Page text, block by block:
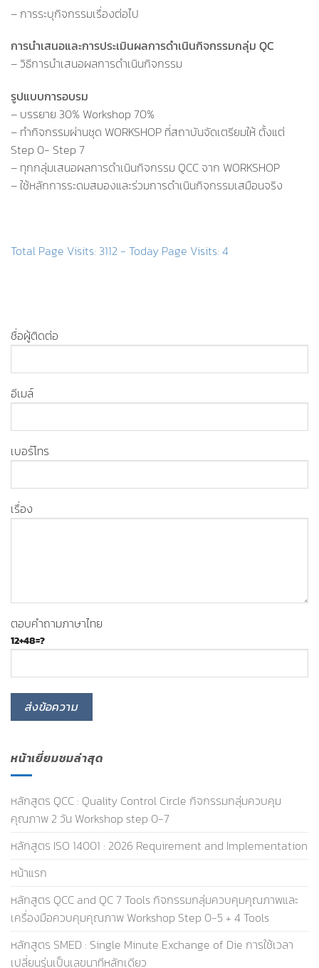
– การระบุกิจกรรมเรื่องต่อไป
การนำเสนอและการประเมินผลการดำเนินกิจกรรมกลุ่ม QC
– วิธีการนำเสนอผลการดำเนินกิจกรรม
รูปแบบการอบรม
– บรรยาย 30% Workshop 70%
– ทำกิจกรรมผ่านชุด WORKSHOP ที่สถาบันจัดเตรียมให้ ตั้งแต่
Step 0- Step 7
– ทุกกลุ่มเสนอผลการดำเนินกิจกรรม QCC จาก WORKSHOP
– ใช้หลักการระดมสมองและร่วมการดำเนินกิจกรรมเสมือนจริง
Total Page Visits: 3112 - Today Page Visits: 4
ชื่อผู้ติดต่อ
อีเมล์
เบอร์โทร
เรื่อง
ตอบคำถามภาษาไทย
12+48=?
หน้าเยี่ยมชมล่าสุด
หลักสูตร QCC : Quality Control Circle กิจกรรมกลุ่มควบคุม
คุณภาพ 2 วัน Workshop step 0-7
หลักสูตร ISO 14001 : 2026 Requirement and Implementation
หน้าแรก
หลักสูตร QCC and QC 7 Tools กิจกรรมกลุ่มควบคุมคุณภาพและ
เครื่องมือควบคุมคุณภาพ Workshop Step 0-5 + 4 Tools
หลักสูตร SMED : Single Minute Exchange of Die การใช้เวลา
เปลี่ยนรุ่นเป็นเลขนาทีหลักเดียว